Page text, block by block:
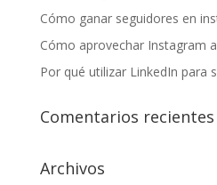
Cómo ganar seguidores en
Cómo aprovechar Instagram
Por qué utilizar LinkedIn para
Comentarios recientes
Archivos